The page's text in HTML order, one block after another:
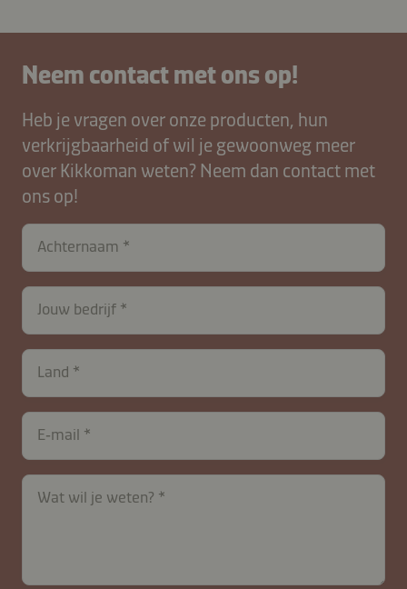
Neem contact met ons op!
Heb je vragen over onze producten, hun
verkrijgbaarheid of wil je gewoonweg meer
over Kikkoman weten? Neem dan contact met
ons op!
Achternaam
Jouw bedrijf
Land
contactNL-
B2B-
26615-
lUFaiqoK5CyVvZc8QrkjN
E‑mail
Wat wil je weten?